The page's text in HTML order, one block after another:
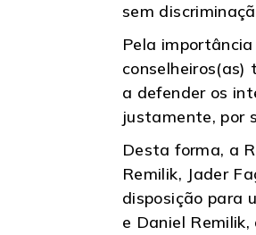
sem
Pela
a defender os
justamente, por
Desta forma, a
Remilik, Jader
disposição para
e Daniel